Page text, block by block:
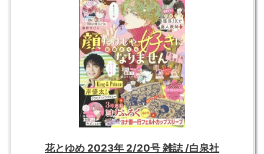
花とゆめ 2023年 2/20号 雑誌 /白泉社